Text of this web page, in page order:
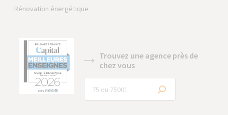
Rénovation énergétique
Trouvez une agence près de
chez vous